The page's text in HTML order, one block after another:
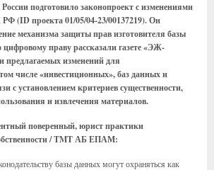
подготовило законопроект с изменениями
РФ (ID проекта 01/05/04-23/00137219). Он
механизма защиты прав изготовителя базы
праву рассказали газете «ЭЖ-
предлагаемых изменений для
числе «инвестиционных», баз данных и
с установлением критериев существенности,
и извлечения материалов.
поверенный, юрист практики
/ TMT АБ ЕПАМ:
базы данных могут охраняться как